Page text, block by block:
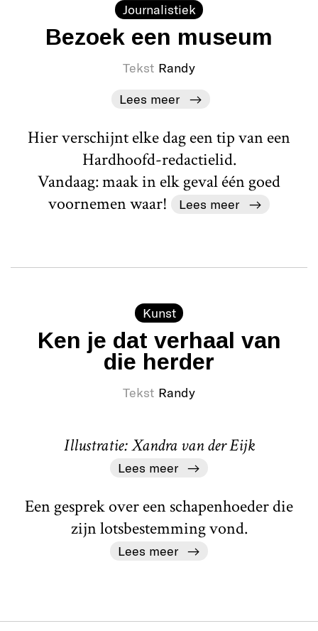
Journalistiek
Bezoek een museum
Tekst Randy
Lees meer
Hier verschijnt elke dag een tip van een
Hardhoofd-redactielid.
Vandaag: maak in elk geval één goed
voornemen waar!
Lees meer
Kunst
Ken je dat verhaal van
die herder
Tekst Randy
Illustratie: Xandra van der Eijk
Lees meer
Een gesprek over een schapenhoeder die
zijn lotsbestemming vond.
Lees meer